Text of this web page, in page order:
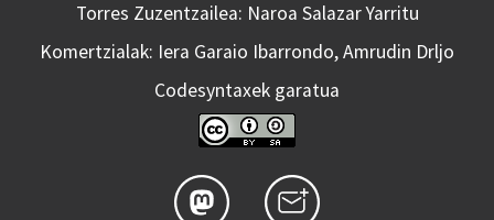
Torres Zuzentzailea: Naroa Salazar Yarritu
Komertzialak: Iera Garaio Ibarrondo, Amrudin Drljo
Codesyntaxek garatua